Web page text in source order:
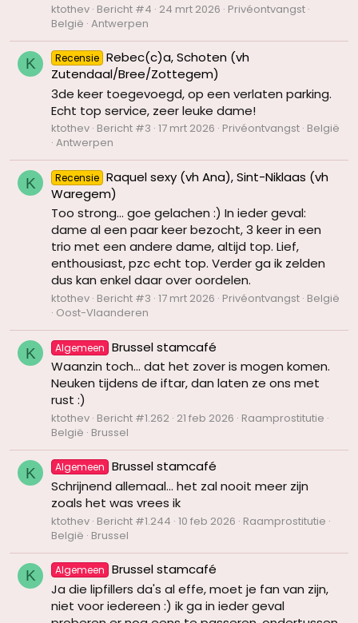
ktothev Bericht #4 24 mrt 2026 Privéontvangst
België Antwerpen
K Recensie Rebec(c)a, Schoten (vh
Zutendaal/Bree/Zottegem)
3de keer toegevoegd, op een verlaten parking.
Echt top service, zeer leuke dame!
ktothev Bericht #3 17 mrt 2026 Privéontvangst België
Antwerpen
K Recensie Raquel sexy (vh Ana), Sint-Niklaas (vh
Waregem)
Too strong... goe gelachen :) In ieder geval:
dame al een paar keer bezocht, 3 keer in een
trio met een andere dame, altijd top. Lief,
enthousiast, pzc echt top. Verder ga ik zelden
dus kan enkel daar over oordelen.
ktothev Bericht #3 17 mrt 2026 Privéontvangst België
Oost-Vlaanderen
K Algemeen
Brussel stamcafé
Waanzin toch... dat het zover is mogen komen.
Neuken tijdens de iftar, dan laten ze ons met
rust :)
ktothev Bericht #1.262 21 feb 2026 Raamprostitutie
België Brussel
K Algemeen
Brussel stamcafé
Schrijnend allemaal... het zal nooit meer zijn
zoals het was vrees ik
ktothev Bericht #1.244 10 feb 2026 Raamprostitutie
België Brussel
K Algemeen
Brussel stamcafé
Ja die lipfillers da's al effe, moet je fan van zijn,
niet voor iedereen :) ik ga in ieder geval